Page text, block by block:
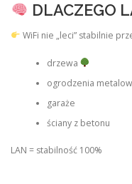
DLACZEGO
WiFi nie „leci” stabilnie
drzewa
ogrodzenia
garaże
ściany z betonu
LAN = stabilność 100%